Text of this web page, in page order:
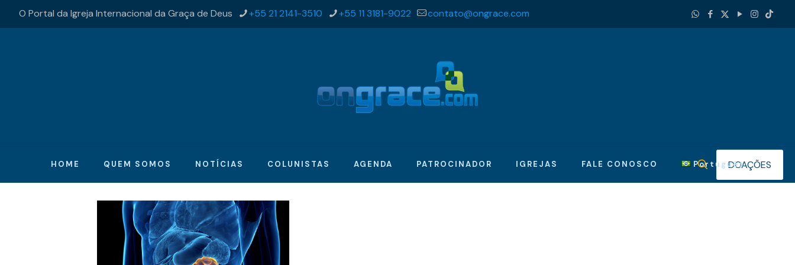
O Portal da Igreja Internacional da Graça de Deus +55 21 2141-3510 +55 11 3181-9022 contato@ongrace.com
HOME QUEM SOMOS NOTÍCIAS COLUNISTAS AGENDA PATROCINADOR IGREJAS FALE CONOSCO PortuguêsDOAÇÕES